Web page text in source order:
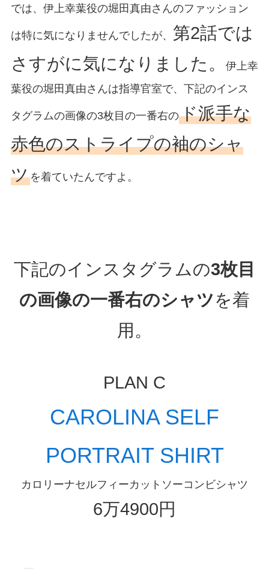
では、伊上幸葉役の堀田真由さんのファッション
は特に気になりませんでしたが、 第2話では
さすがに気になりました。
伊上幸
葉役の堀田真由さんは指導官室で、下記のインス
タグラムの画像の3枚目の一番右のド派手な
赤色のストライプの袖のシャ
ツを着ていたんですよ。
下記のインスタグラムの3枚目
の画像の一番右のシャツを着
用。
PLAN C
CAROLINA SELF
PORTRAIT SHIRT
カロリーナセルフィーカットソーコンビシャツ
6万4900円